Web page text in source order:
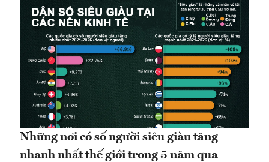
Những nơi có số người siêu giàu tăng
nhanh nhất thế giới trong 5 năm qua